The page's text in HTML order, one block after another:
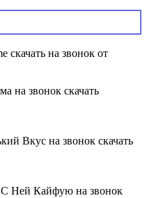
скачать на звонок от